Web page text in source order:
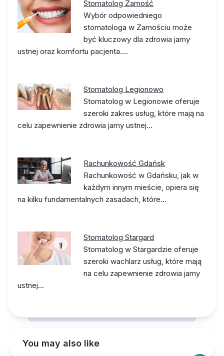
Stomatolog Zamość
Wybór odpowiedniego
stomatologa w Zamościu może
być kluczowy dla zdrowia jamy
ustnej oraz komfortu pacjenta.…
Stomatolog Legionowo
Stomatolog w Legionowie oferuje
szeroki zakres usług, które mają na
celu zapewnienie zdrowia jamy ustnej…
Rachunkowość Gdańsk
Rachunkowość w Gdańsku, jak w
każdym innym mieście, opiera się
na kilku fundamentalnych zasadach, które…
Stomatolog Stargard
Stomatolog w Stargardzie oferuje
szeroki wachlarz usług, które mają
na celu zapewnienie zdrowia jamy
ustnej…
You may also like